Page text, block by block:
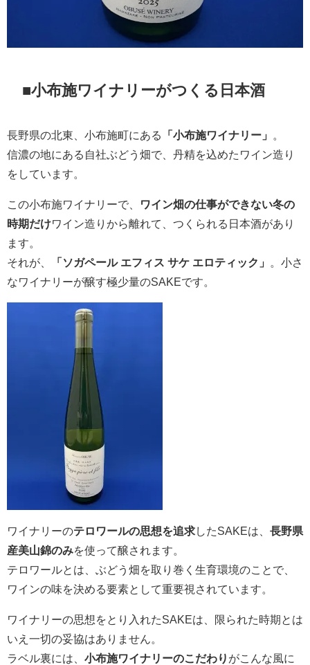
■小布施ワイナリーがつくる日本酒
長野県の北東、小布施町にある 「小布施ワイナリー」
信濃の地にある自社ぶどう畑で、丹精を込めたワイン造り
をしています。
この小布施ワイナリーで、
ワイン畑の仕事ができない冬の
時期だけワイン造りから離れて、つくられる日本酒があり
ます。
それが、
「ソガペール エフィス サケ エロティック 」
。小さ
なワイナリーが醸す極少量のSAKEです。
ワイナリーのテロワールの思想を追求したSAKEは、 長野県
産美山錦のみを使って醸されます。
テロワールとは、ぶどう畑を取り巻く生育環境のことで、
ワインの味を決める要素として重要視されています。
ワイナリーの思想をとり入れたSAKEは、限られた時期とは
いえ一切の妥協はありません。
ラベル裏には、 小布施ワイナリーのこだわり がこんな風に